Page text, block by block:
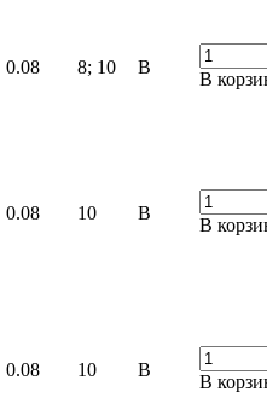
0.08 8; 10 В
В
0.08 10 В
В
0.08 10 В
В